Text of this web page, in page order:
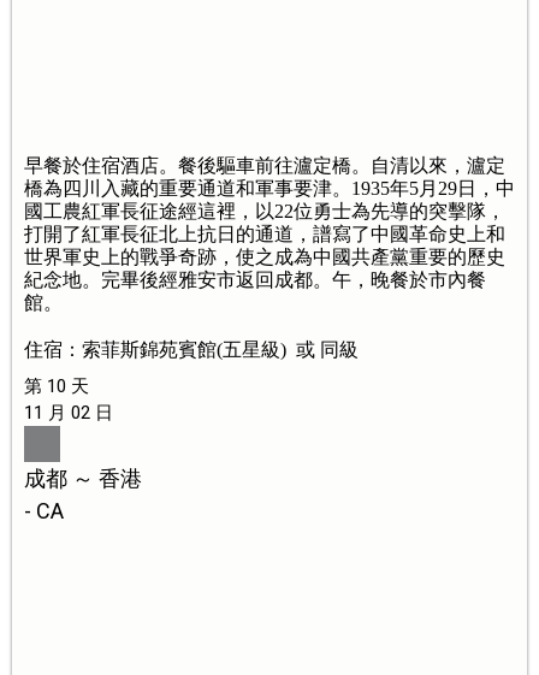
早餐於住宿酒店。餐後驅車前往瀘定橋。自清以來，瀘定
橋為四川入藏的重要通道和軍事要津。1935年5月29日，中
國工農紅軍長征途經這裡，以22位勇士為先導的突擊隊，
打開了紅軍長征北上抗日的通道，譜寫了中國革命史上和
世界軍史上的戰爭奇跡，使之成為中國共產黨重要的歷史
紀念地。完畢後經雅安市返回成都。午，晚餐於市內餐
館。
住宿：索菲斯錦苑賓館(五星級) 或 同級
第 10 天
11 月 02 日
成都 ～ 香港
- CA